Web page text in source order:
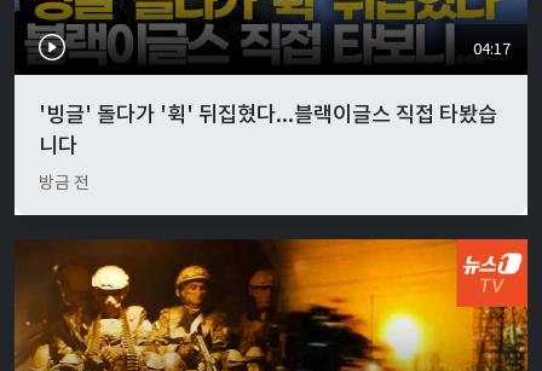
04:17
'빙글' 돌다가 '휙' 뒤집혔다...블랙이글스 직접 타봤습
니다
방금 전